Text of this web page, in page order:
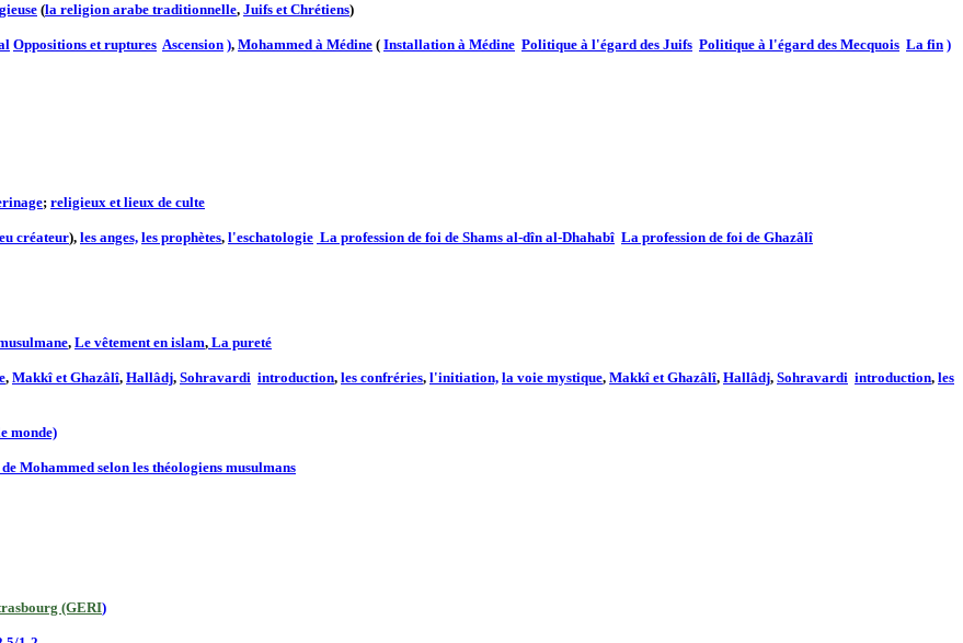
(la religion arabe traditionnelle, Juifs et Chrétiens)
Oppositions et ruptures Ascension ), Mohammed à Médine ( Installation à Médine Politique à l'égard des Juifs Politique à l'égard des Mecquois La fin )
; religieux et lieux de culte
créateur), les anges, les prophètes, l'eschatologie La profession de foi de Shams al-dîn al-Dhahabî La profession de foi de Ghazâlî
, Le vêtement en islam, La pureté
, Makkî et Ghazâlî, Hallâdj, Sohravardi introduction, les confréries, l'initiation, la voie mystique, Makkî et Ghazâlî, Hallâdj, Sohravardi introduction, les
monde)
Mohammed selon les théologiens musulmans
(GERI)